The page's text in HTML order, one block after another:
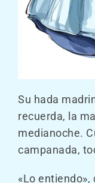
Su hada
recuerda, la
medianoche.
campanada,
«Lo